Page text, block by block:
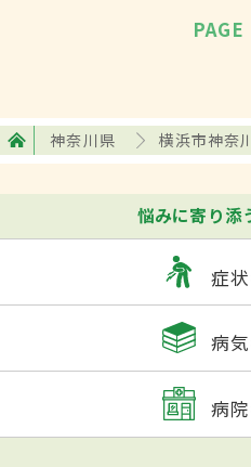
神奈川県 横浜市神奈
悩みに寄り添
症状
病気
病院